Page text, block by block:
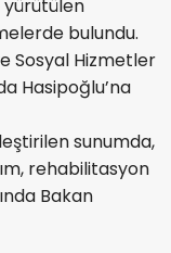
yürütülen
bulundu.
Sosyal Hizmetler
Hasipoğlu’na
sunumda,
rehabilitasyon
Bakan